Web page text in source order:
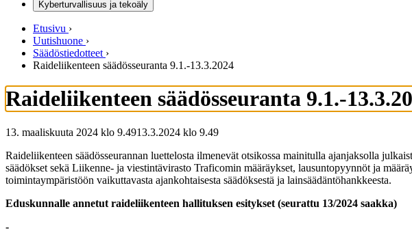
Kyberturvallisuus ja tekoäly
Etusivu ›
Uutishuone ›
Säädöstiedotteet ›
Raideliikenteen säädösseuranta 9.1.-13.3.2024
Raideliikenteen säädösseuranta 9.1.-
13. maaliskuuta 2024 klo 9.4913.3.2024 klo 9.49
Raideliikenteen säädösseurannan luettelosta ilmenevät otsikossa mainitulla ajanjaksolla
säädökset sekä Liikenne- ja viestintävirasto Traficomin määräykset, lausuntopyynnöt ja
toimintaympäristöön vaikuttavasta ajankohtaisesta säädöksestä ja lainsäädäntöhankkeesta.
Eduskunnalle annetut raideliikenteen hallituksen esitykset (seurattu 13/2024 saakka)
-